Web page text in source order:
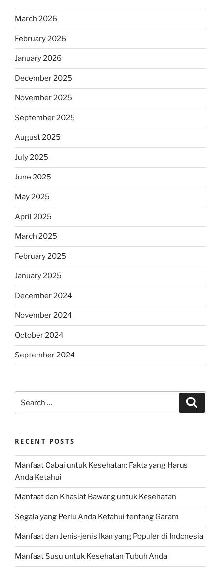
March 2026
February 2026
January 2026
December 2025
November 2025
September 2025
August 2025
July 2025
June 2025
May 2025
April 2025
March 2025
February 2025
January 2025
December 2024
November 2024
October 2024
September 2024
for:
RECENT POSTS
Manfaat Cabai untuk Kesehatan: Fakta yang Harus
Anda Ketahui
Manfaat dan Khasiat Bawang untuk Kesehatan
Segala yang Perlu Anda Ketahui tentang Garam
Manfaat dan Jenis-jenis Ikan yang Populer di Indonesia
Manfaat Susu untuk Kesehatan Tubuh Anda